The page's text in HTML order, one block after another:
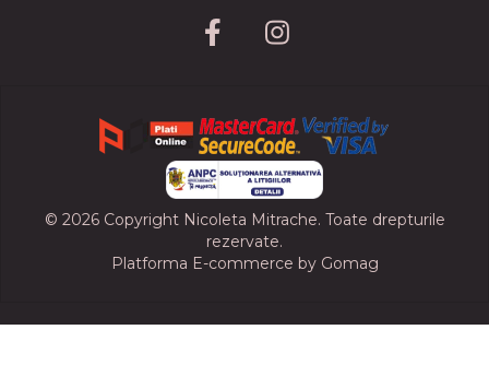
© 2026 Copyright Nicoleta Mitrache. Toate drepturile
rezervate.
Platforma E-commerce by Gomag